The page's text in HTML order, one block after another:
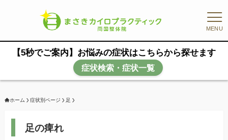
MENU
【5秒でご案内】お悩みの症状はこちらから探せます
症状検索・症状一覧
ホーム 症状別ページ 足
足の痺れ